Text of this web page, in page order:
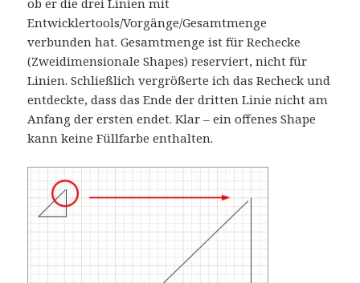
Entwicklertools/Vorgänge/Gesamtmenge
verbunden hat. Gesamtmenge ist für Rechecke
(Zweidimensionale Shapes) reserviert, nicht für
Linien. Schließlich vergrößerte ich das Recheck und
entdeckte, dass das Ende der dritten Linie nicht am
Anfang der ersten endet. Klar – ein offenes Shape
kann keine Füllfarbe enthalten.